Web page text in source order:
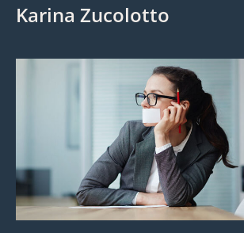
Karina Zucolotto